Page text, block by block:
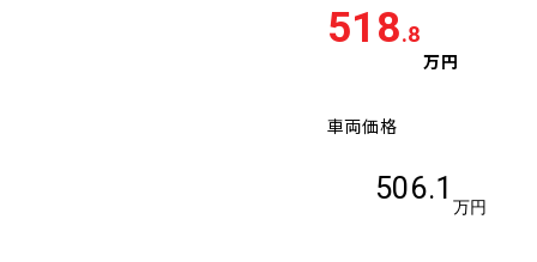
518.8
万円
車両価格
506.1
万円